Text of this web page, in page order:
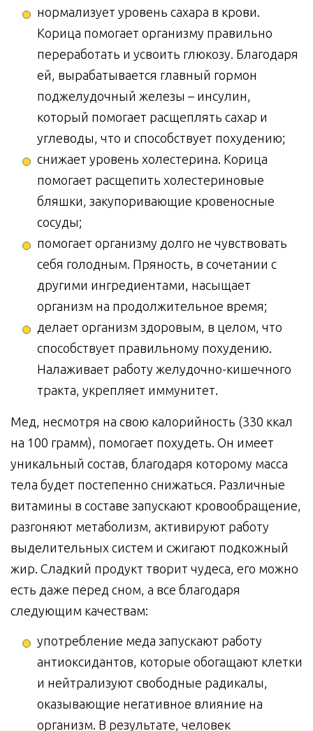
нормализует уровень сахара в крови.
Корица помогает организму правильно
переработать и усвоить глюкозу. Благодаря
ей, вырабатывается главный гормон
поджелудочный железы – инсулин,
который помогает расщеплять сахар и
углеводы, что и способствует похудению;
снижает уровень холестерина. Корица
помогает расщепить холестериновые
бляшки, закупоривающие кровеносные
сосуды;
помогает организму долго не чувствовать
себя голодным. Пряность, в сочетании с
другими ингредиентами, насыщает
организм на продолжительное время;
делает организм здоровым, в целом, что
способствует правильному похудению.
Налаживает работу желудочно-кишечного
тракта, укрепляет иммунитет.
Мед, несмотря на свою калорийность (330 ккал
на 100 грамм), помогает похудеть. Он имеет
уникальный состав, благодаря которому масса
тела будет постепенно снижаться. Различные
витамины в составе запускают кровообращение,
разгоняют метаболизм, активируют работу
выделительных систем и сжигают подкожный
жир. Сладкий продукт творит чудеса, его можно
есть даже перед сном, а все благодаря
следующим качествам:
употребление меда запускают работу
антиоксидантов, которые обогащают клетки
и нейтрализуют свободные радикалы,
оказывающие негативное влияние на
организм. В результате, человек